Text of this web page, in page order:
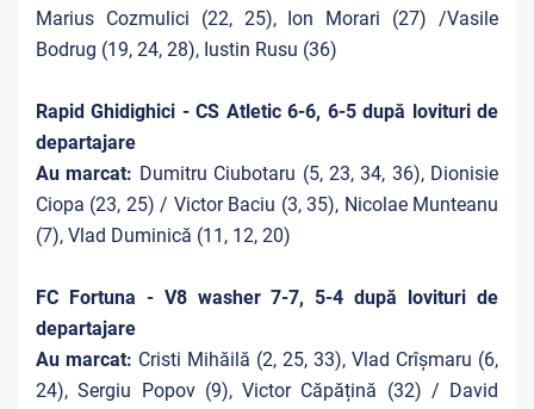
Marius Cozmulici (22, 25), Ion Morari (27) /Vasile
Bodrug (19, 24, 28), Iustin Rusu (36)
Rapid Ghidighici - CS Atletic 6-6, 6-5 după lovituri de
departajare
Au marcat: Dumitru Ciubotaru (5, 23, 34, 36), Dionisie
Ciopa (23, 25) / Victor Baciu (3, 35), Nicolae Munteanu
(7), Vlad Duminică (11, 12, 20)
FC Fortuna - V8 washer 7-7, 5-4 după lovituri de
departajare
Au marcat: Cristi Mihăilă (2, 25, 33), Vlad Crîșmaru (6,
24), Sergiu Popov (9), Victor Căpățină (32) / David